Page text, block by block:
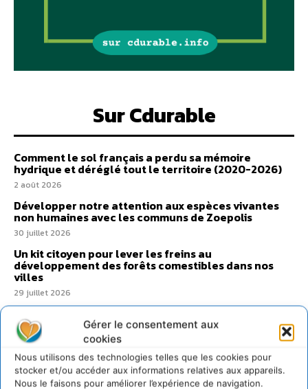
Gérer le consentement aux
cookies
Nous utilisons des technologies telles que les cookies pour
stocker et/ou accéder aux informations relatives aux appareils.
Nous le faisons pour améliorer l’expérience de navigation.
Sur Cdurable
Comment le sol français a perdu sa mémoire
hydrique et déréglé tout le territoire (2020-2026)
2 août 2026
Développer notre attention aux espèces vivantes
non humaines avec les communs de Zoepolis
30 juillet 2026
Un kit citoyen pour lever les freins au
développement des forêts comestibles dans nos
villes
29 juillet 2026
28 juillet 2026
7 indicateurs pour des villes résilientes et durables,
adaptées au changement climatique
27 juillet 2026